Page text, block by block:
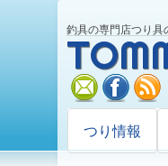
釣具の専門店つり具
mail
つり情報